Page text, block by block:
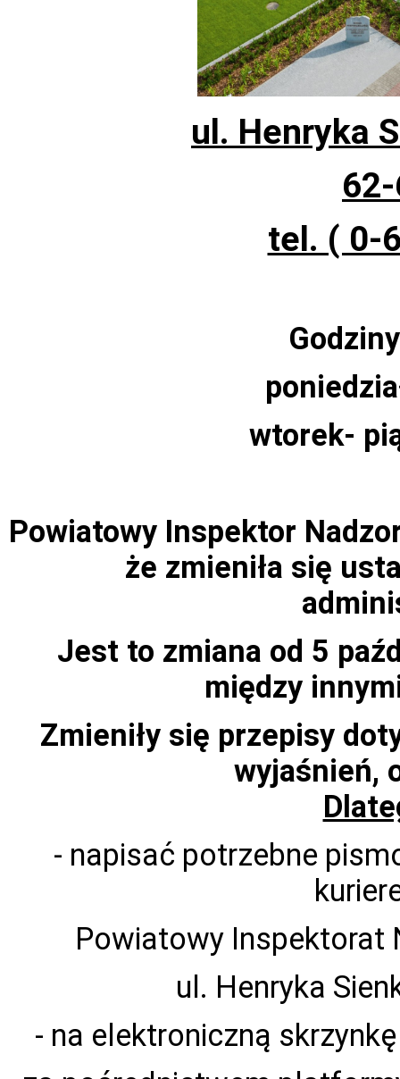
ul. Henryka
tel. ( 0-
wtorek-
Powiatowy Inspektor
że zmieniła się
Jest to zmiana od 5
między
Zmieniły się przepisy
wyjaśnień,
- napisać potrzebne
Powiatowy Inspektorat
ul. Henryka
- na elektroniczną